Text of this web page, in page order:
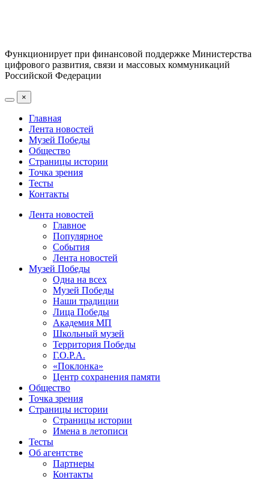
Функционирует при финансовой поддержке Министерства
цифрового развития, связи и массовых коммуникаций
Российской Федерации
×
Главная
Лента новостей
Музей Победы
Общество
Страницы истории
Точка зрения
Тесты
Контакты
Лента новостей
Главное
Популярное
События
Лента новостей
Музей Победы
Одна на всех
Музей Победы
Наши традиции
Лица Победы
Академия МП
Школьный музей
Территория Победы
Г.О.Р.А.
«Поклонка»
Центр сохранения памяти
Общество
Точка зрения
Страницы истории
Страницы истории
Имена в летописи
Тесты
Об агентстве
Партнеры
Контакты